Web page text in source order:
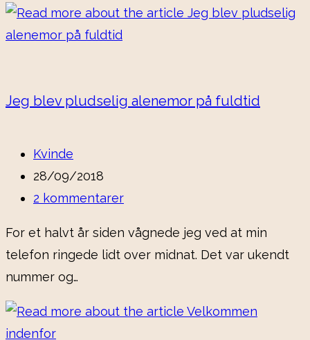
Jeg blev pludselig alenemor på fuldtid
Kvinde
28/09/2018
2 kommentarer
For et halvt år siden vågnede jeg ved at min
telefon ringede lidt over midnat. Det var ukendt
nummer og…